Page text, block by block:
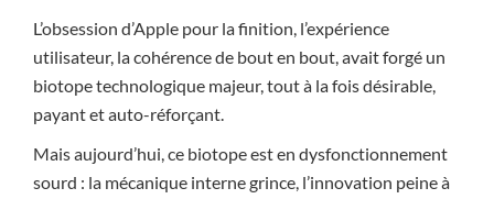
L’obsession d’Apple pour la finition, l’expérience
utilisateur, la cohérence de bout en bout, avait forgé un
biotope technologique majeur, tout à la fois désirable,
payant et auto-réforçant.
Mais aujourd’hui, ce biotope est en dysfonctionnement
sourd : la mécanique interne grince, l’innovation peine à